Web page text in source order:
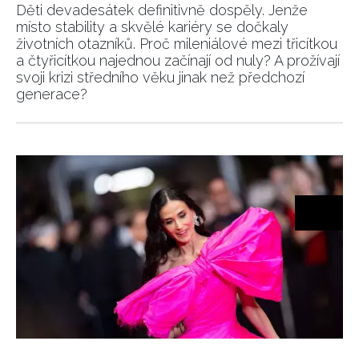
Děti devadesátek definitivně dospěly. Jenže
místo stability a skvělé kariéry se dočkaly
životních otazníků. Proč mileniálové mezi třicítkou
a čtyřicítkou najednou začínají od nuly? A prožívají
svoji krizi středního věku jinak než předchozí
generace?